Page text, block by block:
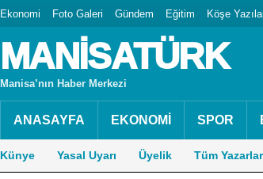
Ekonomi Foto Galeri Gündem Eğitim Köşe
MANİSATÜRK
Manisa’nın Haber Merkezi
ANASAYFA EKONOMİ SPOR
Künye Yasal Uyarı Üyelik Tüm Yazarlar